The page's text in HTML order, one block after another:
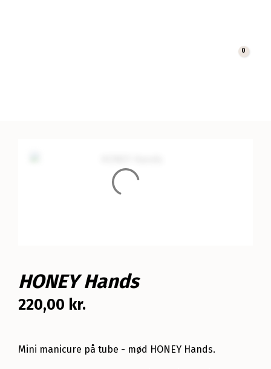
0
HONEY Hands
220,00 kr.
Mini manicure på tube - mød HONEY Hands.